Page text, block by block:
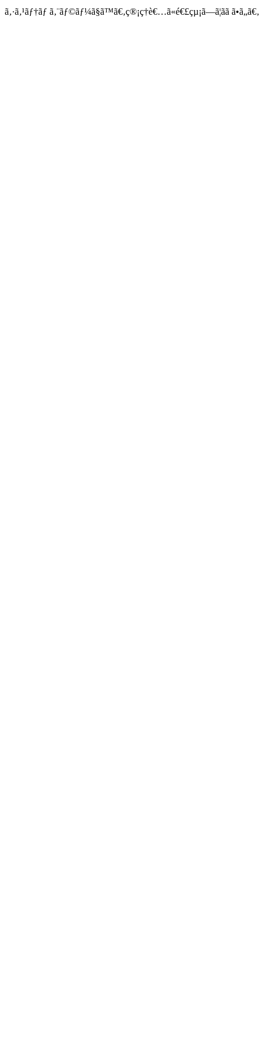
ã‚·ã‚¹ãƒ†ãƒ ã‚¨ãƒ©ãƒ¼ã§ã™ã€‚ç®¡ç†è€…ã«é€£çµ¡ã—ã¦ãã ã•ã„ã€‚